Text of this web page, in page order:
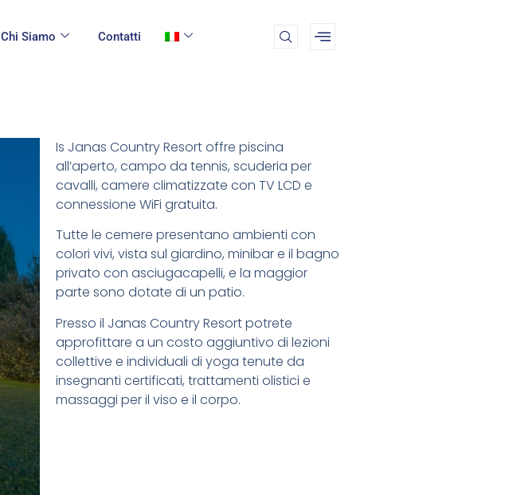
Chi Siamo Contatti
Is Janas Country Resort offre piscina
all’aperto, campo da tennis, scuderia per
cavalli, camere climatizzate con TV LCD e
connessione WiFi gratuita.
Tutte le cemere presentano ambienti con
colori vivi, vista sul giardino, minibar e il bagno
privato con asciugacapelli, e la maggior
parte sono dotate di un patio.
Presso il Janas Country Resort potrete
approfittare a un costo aggiuntivo di lezioni
collettive e individuali di yoga tenute da
insegnanti certificati, trattamenti olistici e
massaggi per il viso e il corpo.